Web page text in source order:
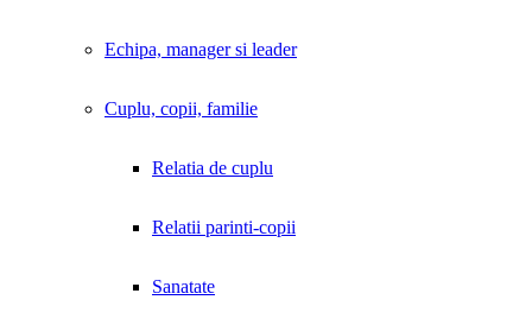
Echipa, manager si leader
Cuplu, copii, familie
Relatia de cuplu
Relatii parinti-copii
Sanatate